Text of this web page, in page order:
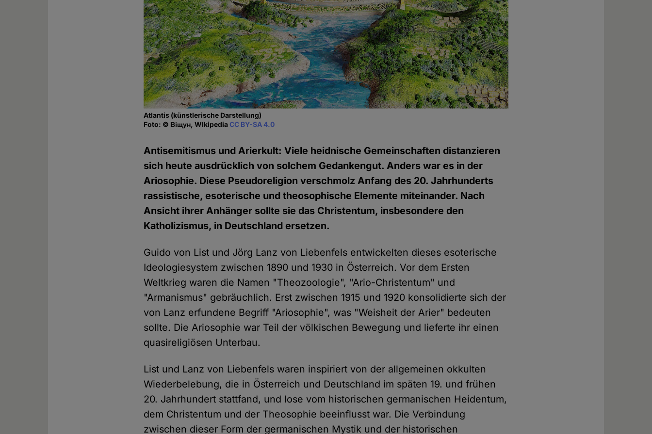
Atlantis (künstlerische Darstellung)
Foto: © Віщун, WIkipediaCC BY-SA 4.0
Antisemitismus und Arierkult: Viele heidnische Gemeinschaften distanzieren
sich heute ausdrücklich von solchem Gedankengut. Anders war es in der
Ariosophie. Diese Pseudoreligion verschmolz Anfang des 20. Jahrhunderts
rassistische, esoterische und theosophische Elemente miteinander. Nach
Ansicht ihrer Anhänger sollte sie das Christentum, insbesondere den
Katholizismus, in Deutschland ersetzen.
Guido von List und Jörg Lanz von Liebenfels entwickelten dieses esoterische
Ideologiesystem zwischen 1890 und 1930 in Österreich. Vor dem Ersten
Weltkrieg waren die Namen "Theozoologie", "Ario-Christentum" und
"Armanismus" gebräuchlich. Erst zwischen 1915 und 1920 konsolidierte sich der
von Lanz erfundene Begriff "Ariosophie", was "Weisheit der Arier" bedeuten
sollte. Die Ariosophie war Teil der völkischen Bewegung und lieferte ihr einen
quasireligiösen Unterbau.
List und Lanz von Liebenfels waren inspiriert von der allgemeinen okkulten
Wiederbelebung, die in Österreich und Deutschland im späten 19. und frühen
20. Jahrhundert stattfand, und lose vom historischen germanischen Heidentum,
dem Christentum und der Theosophie beeinflusst war. Die Verbindung
zwischen dieser Form der germanischen Mystik und der historischen